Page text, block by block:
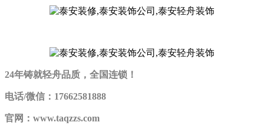
24年铸就轻舟品质，全国连锁！
电话/微信：17662581888
官网：www.taqzzs.com